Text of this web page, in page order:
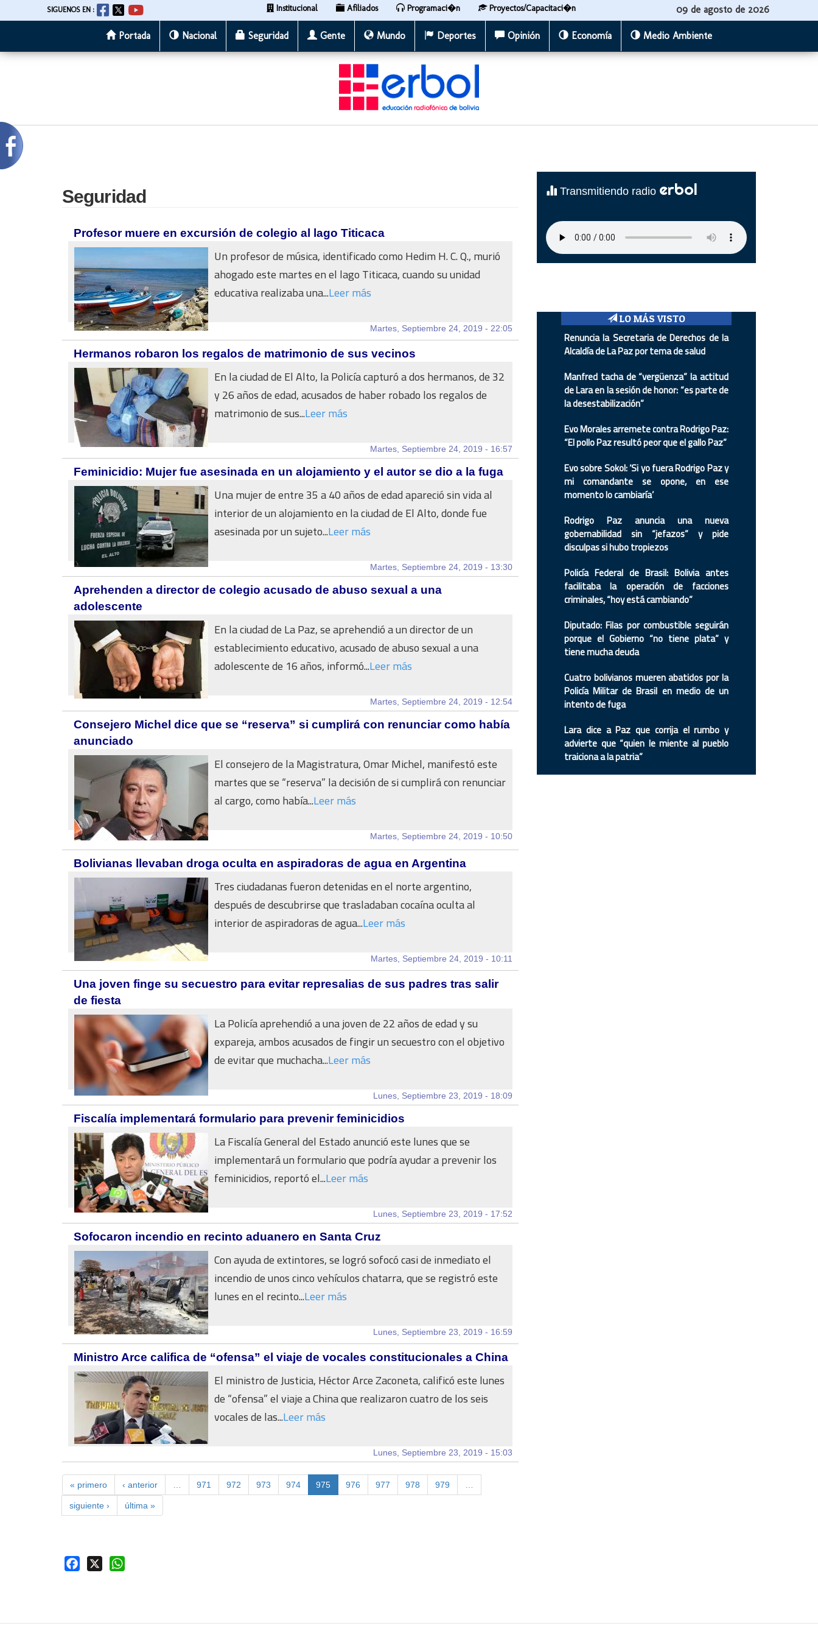
al
SIGUENOS EN : Institucional Afiliados Programaci�n Proyectos/Capacitaci�n 09 de agosto de 2026
Portada Nacional Seguridad Gente Mundo Deportes Opinión Economía Medio Ambiente
Seguridad
Profesor muere en excursión de colegio al lago Titicaca
Un profesor de música, identificado como Hedim H. C. Q., murió
ahogado este martes en el lago Titicaca, cuando su unidad
educativa realizaba una...Leer más
Martes, Septiembre 24, 2019 - 22:05
Hermanos robaron los regalos de matrimonio de sus vecinos
En la ciudad de El Alto, la Policía capturó a dos hermanos, de 32
y 26 años de edad, acusados de haber robado los regalos de
matrimonio de sus...Leer más
Martes, Septiembre 24, 2019 - 16:57
Feminicidio: Mujer fue asesinada en un alojamiento y el autor se dio a la fuga
Una mujer de entre 35 a 40 años de edad apareció sin vida al
interior de un alojamiento en la ciudad de El Alto, donde fue
asesinada por un sujeto...Leer más
Martes, Septiembre 24, 2019 - 13:30
Aprehenden a director de colegio acusado de abuso sexual a una
adolescente
En la ciudad de La Paz, se aprehendió a un director de un
establecimiento educativo, acusado de abuso sexual a una
adolescente de 16 años, informó...Leer más
Martes, Septiembre 24, 2019 - 12:54
Consejero Michel dice que se “reserva” si cumplirá con renunciar como había
anunciado
El consejero de la Magistratura, Omar Michel, manifestó este
martes que se “reserva” la decisión de si cumplirá con renunciar
al cargo, como había...Leer más
Martes, Septiembre 24, 2019 - 10:50
Bolivianas llevaban droga oculta en aspiradoras de agua en Argentina
Tres ciudadanas fueron detenidas en el norte argentino,
después de descubrirse que trasladaban cocaína oculta al
interior de aspiradoras de agua...Leer más
Martes, Septiembre 24, 2019 - 10:11
Una joven finge su secuestro para evitar represalias de sus padres tras salir
de fiesta
La Policía aprehendió a una joven de 22 años de edad y su
expareja, ambos acusados de fingir un secuestro con el objetivo
de evitar que muchacha...Leer más
Lunes, Septiembre 23, 2019 - 18:09
Fiscalía implementará formulario para prevenir feminicidios
La Fiscalía General del Estado anunció este lunes que se
implementará un formulario que podría ayudar a prevenir los
feminicidios, reportó el...Leer más
Lunes, Septiembre 23, 2019 - 17:52
Sofocaron incendio en recinto aduanero en Santa Cruz
Con ayuda de extintores, se logró sofocó casi de inmediato el
incendio de unos cinco vehículos chatarra, que se registró este
lunes en el recinto...Leer más
Lunes, Septiembre 23, 2019 - 16:59
Ministro Arce califica de “ofensa” el viaje de vocales constitucionales a China
El ministro de Justicia, Héctor Arce Zaconeta, calificó este lunes
de “ofensa” el viaje a China que realizaron cuatro de los seis
vocales de las...Leer más
Lunes, Septiembre 23, 2019 - 15:03
« primero ‹ anterior 971 972 973 974 975 976 977 978 979
siguiente › última »
Facebook
Transmitiendo radio erbol
LO MÁS VISTO
Renuncia la Secretaria de Derechos de la
Alcaldía de La Paz por tema de salud
Manfred tacha de “vergüenza” la actitud
de Lara en la sesión de honor: “es parte de
la desestabilización”
Evo Morales arremete contra Rodrigo Paz:
“El pollo Paz resultó peor que el gallo Paz”
Evo sobre Sokol: ‘Si yo fuera Rodrigo Paz y
mi comandante se opone, en ese
momento lo cambiaría’
Rodrigo Paz anuncia una nueva
gobernabilidad sin “jefazos” y pide
disculpas si hubo tropiezos
Policía Federal de Brasil: Bolivia antes
facilitaba la operación de facciones
criminales, “hoy está cambiando”
Diputado: Filas por combustible seguirán
porque el Gobierno “no tiene plata” y
tiene mucha deuda
Cuatro bolivianos mueren abatidos por la
Policía Militar de Brasil en medio de un
intento de fuga
Lara dice a Paz que corrija el rumbo y
advierte que “quien le miente al pueblo
traiciona a la patria”